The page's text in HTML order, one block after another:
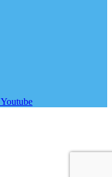
Youtube